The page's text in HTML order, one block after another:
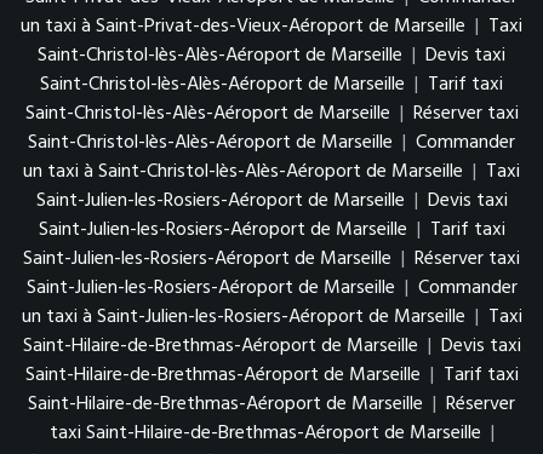
un taxi à Saint-Privat-des-Vieux-Aéroport de Marseille | Taxi
Saint-Christol-lès-Alès-Aéroport de Marseille | Devis taxi
Saint-Christol-lès-Alès-Aéroport de Marseille | Tarif taxi
Saint-Christol-lès-Alès-Aéroport de Marseille | Réserver taxi
Saint-Christol-lès-Alès-Aéroport de Marseille | Commander
un taxi à Saint-Christol-lès-Alès-Aéroport de Marseille | Taxi
Saint-Julien-les-Rosiers-Aéroport de Marseille | Devis taxi
Saint-Julien-les-Rosiers-Aéroport de Marseille | Tarif taxi
Saint-Julien-les-Rosiers-Aéroport de Marseille | Réserver taxi
Saint-Julien-les-Rosiers-Aéroport de Marseille | Commander
un taxi à Saint-Julien-les-Rosiers-Aéroport de Marseille | Taxi
Saint-Hilaire-de-Brethmas-Aéroport de Marseille | Devis taxi
Saint-Hilaire-de-Brethmas-Aéroport de Marseille | Tarif taxi
Saint-Hilaire-de-Brethmas-Aéroport de Marseille | Réserver
taxi Saint-Hilaire-de-Brethmas-Aéroport de Marseille |